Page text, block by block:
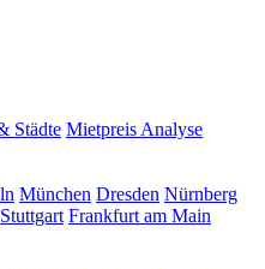
Städte Mietpreis Analyse
München Dresden Nürnberg
Stuttgart Frankfurt am Main